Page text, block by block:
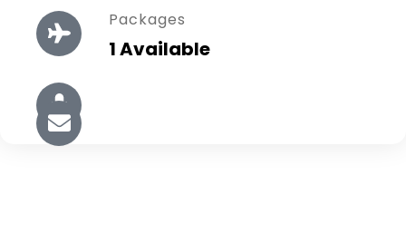
Packages
1 Available